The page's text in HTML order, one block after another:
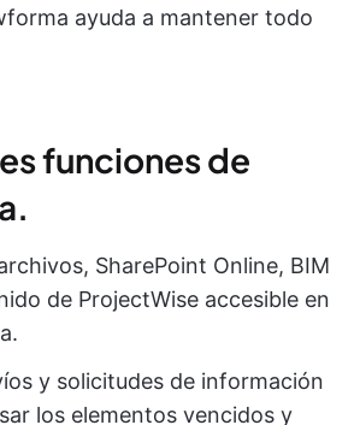
ayuda a mantener todo
funciones de
SharePoint Online, BIM
de ProjectWise accesible en
y solicitudes de información
los elementos vencidos y